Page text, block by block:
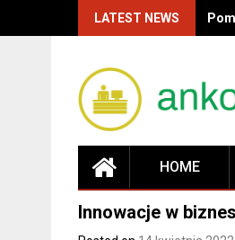
LATEST NEWS
HOME
Innowacje w